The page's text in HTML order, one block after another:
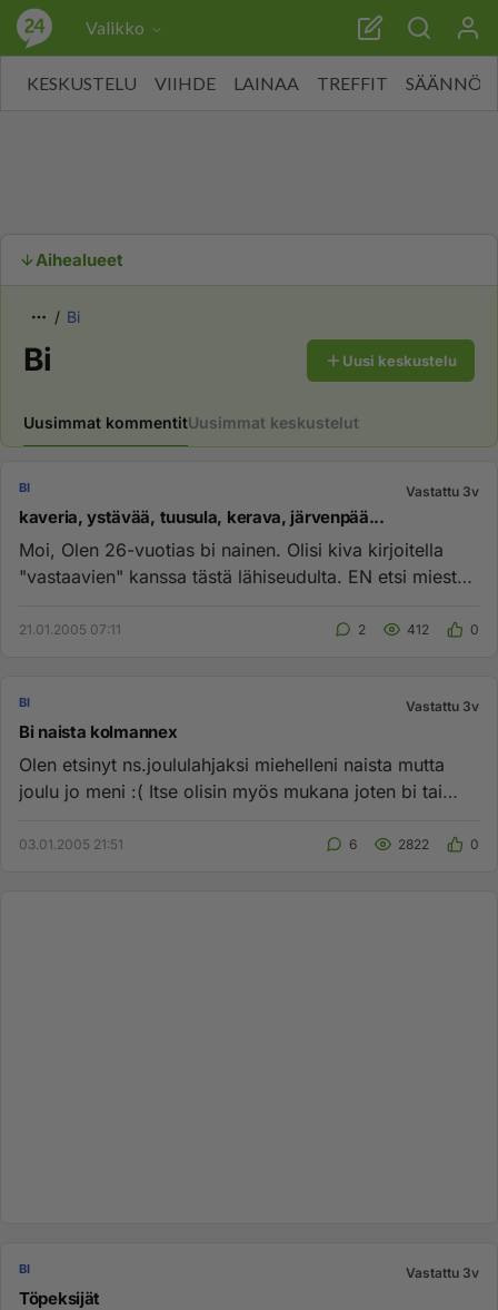
Valikko
KESKUSTELU VIIHDE LAINAA TREFFIT SÄÄNNÖT
Aihealueet
Bi
Bi Uusi keskustelu
Uusimmat kommentitUusimmat keskustelut
BI Vastattu 3v
kaveria, ystävää, tuusula, kerava, järvenpää...
Moi, Olen 26-vuotias bi nainen. Olisi kiva kirjoitella
"vastaavien" kanssa tästä lähiseudulta. EN etsi miestä,
21.01.2005 07:11 2 412 0
BI Vastattu 3v
Bi naista kolmannex
Olen etsinyt ns.joululahjaksi miehelleni naista mutta
joulu jo meni :( Itse olisin myös mukana joten bi tai
03.01.2005 21:51 6 2822 0
BI Vastattu 3v
Töpeksijät